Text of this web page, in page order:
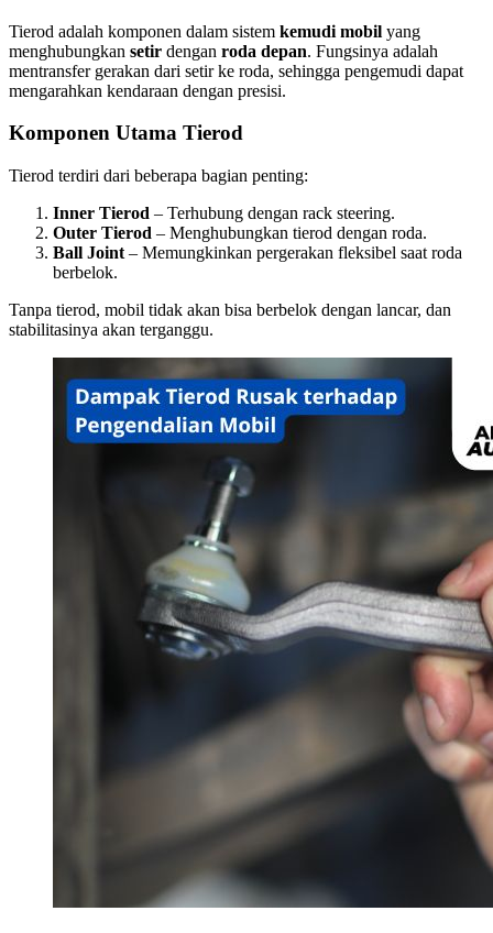
Tierod adalah komponen dalam sistem kemudi mobil yang
menghubungkan setir dengan roda depan. Fungsinya adalah
mentransfer gerakan dari setir ke roda, sehingga pengemudi dapat
mengarahkan kendaraan dengan presisi.
Komponen Utama Tierod
Tierod terdiri dari beberapa bagian penting:
Inner Tierod – Terhubung dengan rack steering.
Outer Tierod – Menghubungkan tierod dengan roda.
Ball Joint – Memungkinkan pergerakan fleksibel saat roda
berbelok.
Tanpa tierod, mobil tidak akan bisa berbelok dengan lancar, dan
stabilitasinya akan terganggu.